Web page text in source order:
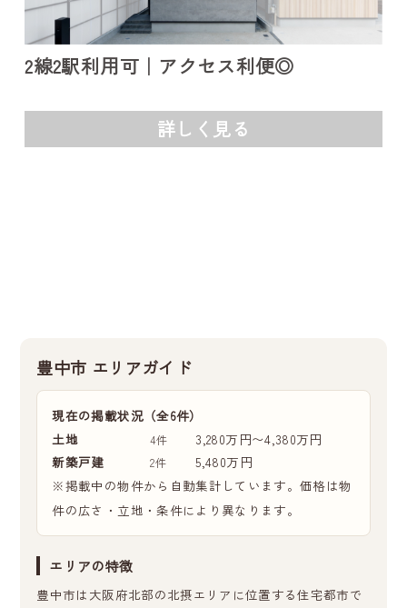
2線2駅利用可｜アクセス利便◎
詳しく見る
豊中市 エリアガイド
現在の掲載状況（全6件）
土地
4件
3,280万円〜4,380万円
新築戸建
2件
5,480万円
※掲載中の物件から自動集計しています。価格は物
件の広さ・立地・条件により異なります。
エリアの特徴
豊中市は大阪府北部の北摂エリアに位置する住宅都市で